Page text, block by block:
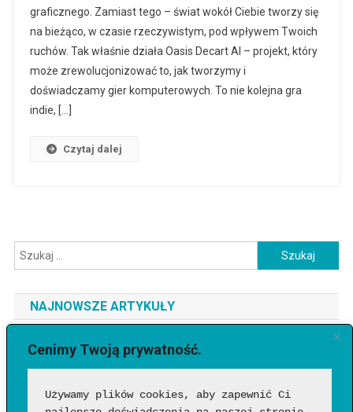
Cenimy Twoją prywatność.
Używamy plików cookies, aby zapewnić Ci
graficznego. Zamiast tego – świat wokół Ciebie tworzy się
na bieżąco, w czasie rzeczywistym, pod wpływem Twoich
ruchów. Tak właśnie działa Oasis Decart AI – projekt, który
może zrewolucjonizować to, jak tworzymy i
doświadczamy gier komputerowych. To nie kolejna gra
indie, […]
Czytaj dalej
Szukaj:
NAJNOWSZE ARTYKUŁY
Jaki telefon do 3500 zł wybrać? Ranking najlepszych modeli
[2026]
Jak sprawdzić, czy wideo wygenerowała AI?